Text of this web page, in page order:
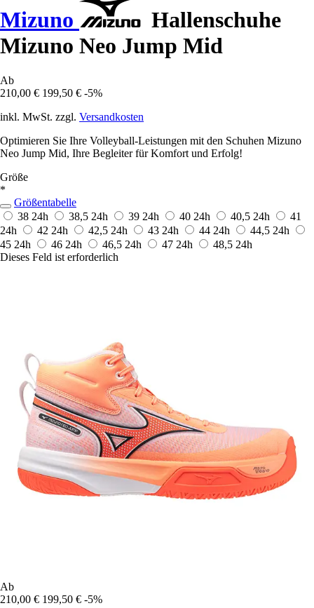
Mizuno
Hallenschuhe
Mizuno Neo Jump Mid
Ab
210,00 € 199,50 € -5%
inkl. MwSt. zzgl. Versandkosten
Optimieren Sie Ihre Volleyball-Leistungen mit den Schuhen Mizuno
Neo Jump Mid, Ihre Begleiter für Komfort und Erfolg!
Größe
*
Größentabelle
38 24h 38,5 24h 39 24h 40 24h 40,5 24h
41
24h
42 24h 42,5 24h 43 24h 44 24h 44,5 24h
45 24h 46 24h 46,5 24h 47 24h 48,5 24h
Dieses Feld ist erforderlich
Ab
210,00 € 199,50 € -5%